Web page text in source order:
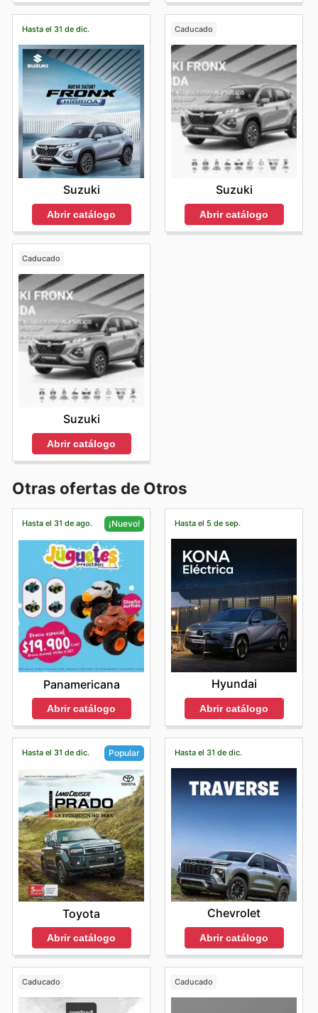
Hasta el 31 de dic.
Suzuki
Abrir catálogo
Caducado
Suzuki
Abrir catálogo
Caducado
Suzuki
Abrir catálogo
Otras ofertas de Otros
Hasta el 31 de ago. ¡Nuevo!
Panamericana
Abrir catálogo
Hasta el 5 de sep.
Hyundai
Abrir catálogo
Hasta el 31 de dic. Popular
Toyota
Abrir catálogo
Hasta el 31 de dic.
Chevrolet
Abrir catálogo
Caducado Caducado